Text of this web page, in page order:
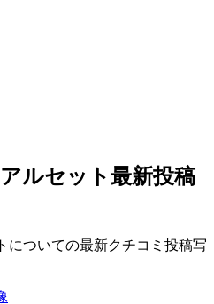
ルセット最新投稿
についての最新クチコミ投稿写